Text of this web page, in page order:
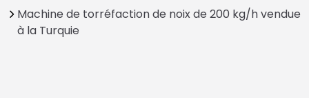
Machine de torréfaction de noix de 200 kg/h vendue
à la Turquie